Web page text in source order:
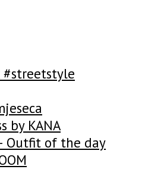
#streetstyle
by KANA
Outfit of the day